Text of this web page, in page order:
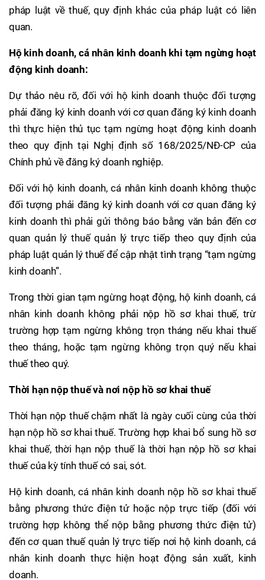
pháp luật về thuế, quy định khác của pháp luật có liên
quan.
Hộ kinh doanh, cá nhân kinh doanh khi tạm ngừng hoạt
động kinh doanh:
Dự thảo nêu rõ, đối với hộ kinh doanh thuộc đối tượng
phải đăng ký kinh doanh với cơ quan đăng ký kinh doanh
thì thực hiện thủ tục tạm ngừng hoạt động kinh doanh
theo quy định tại Nghị định số 168/2025/NĐ-CP của
Chính phủ về đăng ký doanh nghiệp.
Đối với hộ kinh doanh, cá nhân kinh doanh không thuộc
đối tượng phải đăng ký kinh doanh với cơ quan đăng ký
kinh doanh thì phải gửi thông báo bằng văn bản đến cơ
quan quản lý thuế quản lý trực tiếp theo quy định của
pháp luật quản lý thuế để cập nhật tình trạng “tạm ngừng
kinh doanh”.
Trong thời gian tạm ngừng hoạt động, hộ kinh doanh, cá
nhân kinh doanh không phải nộp hồ sơ khai thuế, trừ
trường hợp tạm ngừng không trọn tháng nếu khai thuế
theo tháng, hoặc tạm ngừng không trọn quý nếu khai
thuế theo quý.
Thời hạn nộp thuế và nơi nộp hồ sơ khai thuế
Thời hạn nộp thuế chậm nhất là ngày cuối cùng của thời
hạn nộp hồ sơ khai thuế. Trường hợp khai bổ sung hồ sơ
khai thuế, thời hạn nộp thuế là thời hạn nộp hồ sơ khai
thuế của kỳ tính thuế có sai, sót.
Hộ kinh doanh, cá nhân kinh doanh nộp hồ sơ khai thuế
bằng phương thức điện tử hoặc nộp trực tiếp (đối với
trường hợp không thể nộp bằng phương thức điện tử)
đến cơ quan thuế quản lý trực tiếp nơi hộ kinh doanh, cá
nhân kinh doanh thực hiện hoạt động sản xuất, kinh
doanh.